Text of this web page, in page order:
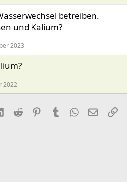
betreiben.
und Kalium?
2023
2022
LinkedIn
Reddit PinterestTumblr WhatsApp
E-Mail